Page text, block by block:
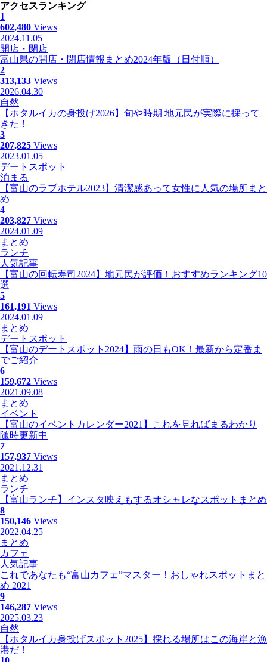
アクセスランキング
1
602,480 Views
2024.11.05
開店・閉店
富山県の開店・閉店情報まとめ2024年版（日付順）
2
313,133 Views
2026.04.30
自然
【ホタルイカの身投げ2026】旬や時期 地元民が実際に採って
きた！
3
207,825 Views
2023.01.05
デートスポット
泊まる
【富山のラブホテル2023】清潔感あって女性に人気の場所まと
め
4
203,827 Views
2024.01.09
まとめ
ランチ
人気記事
【富山の回転寿司2024】地元民が評価！おすすめランキング10
選
5
161,191 Views
2024.01.09
まとめ
デートスポット
【富山のデートスポット2024】雨の日もOK！最新から定番ま
でご紹介
6
159,672 Views
2021.09.08
まとめ
イベント
【富山のイベントカレンダー2021】これを見ればまるわかり
随時更新中
7
157,937 Views
2021.12.31
まとめ
ランチ
【富山ランチ】インスタ映えもするオシャレなスポットまとめ
8
150,146 Views
2022.04.25
まとめ
カフェ
人気記事
これであなたも“富山カフェ”マスター！おしゃれスポットまと
め 2021
9
146,287 Views
2025.03.23
自然
【ホタルイカ身投げスポット2025】採れる場所はこの海岸と漁
港だ！